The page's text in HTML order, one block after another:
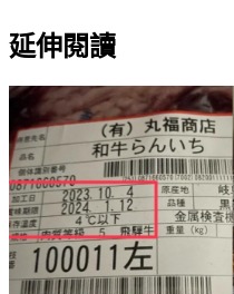
延伸閱讀